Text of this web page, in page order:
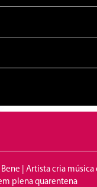
| Artista cria música
plena quarentena